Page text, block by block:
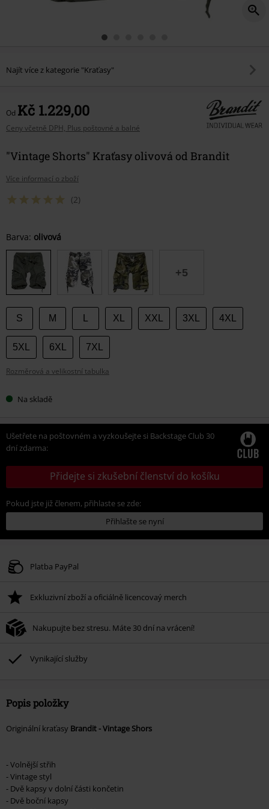
Najít více z kategorie "Kraťasy"
Od Kč 1.229,00
Ceny včetně DPH, Plus poštovné a balné
"Vintage Shorts" Kraťasy olivová od Brandit
Více informací o zboží
(2)
Vyberte
si
velikost
Barva: olivová
+5
S M XL XXL 3XL 4XL
5XL 6XL 7XL
Rozměrová a velikostní tabulka
Na skladě
Ušetřete na poštovném a vyzkoušejte si Backstage Club 30
dní zdarma:
Přidejte si zkušební členství do košíku
Pokud jste již členem, přihlaste se zde:
Přihlašte se nyní
Platba PayPal
Exkluzivní zboží a oficiálně licencovaý merch
Nakupujte bez stresu. Máte 30 dní na vrácení!
Vynikající služby
Popis položky
Originální kraťasy Brandit - Vintage Shors
- Volnější střih
- Vintage styl
- Dvě kapsy v dolní části končetin
- Dvě boční kapsy